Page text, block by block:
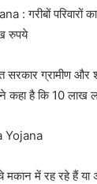
: गरीबों परिवारों
रुपये
ग्रामीण और
है कि 10 लाख
में रह रहे हैं या